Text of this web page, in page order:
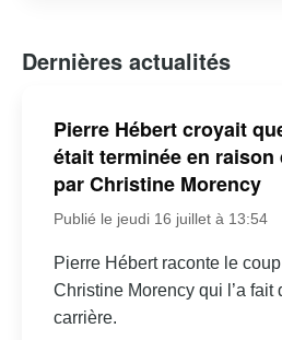
Dernières actualités
Pierre Hébert croyait
était terminée en raison
par Christine Morency
Publié le jeudi 16 juillet à 13:54
Pierre Hébert raconte le
Christine Morency qui l’a fait
carrière.